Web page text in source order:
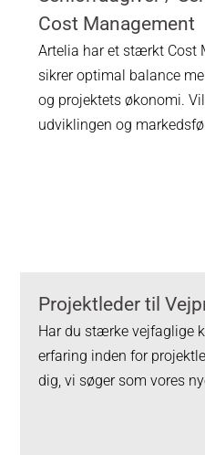
Cost Management
Artelia har et stærkt Cost
sikrer optimal balance
og projektets økonomi.
udviklingen og
Projektleder til
Har du stærke vejfaglige
erfaring inden for
dig, vi søger som vores